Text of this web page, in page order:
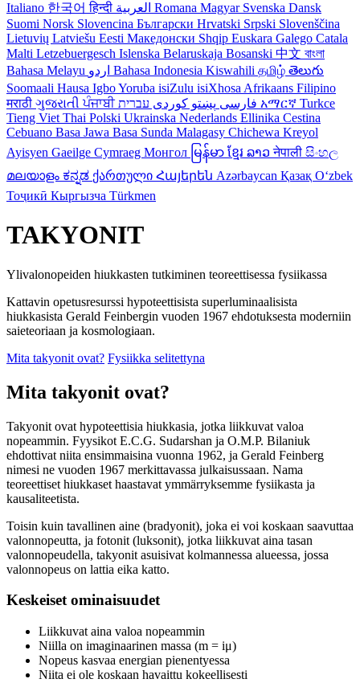
Italiano 한국어हिन्दी Romana Magyar Svenska Dansk
Suomi Norsk Slovencina Български Hrvatski Srpski Slovenščina
Lietuvių Latviešu Eesti Македонски Shqip Euskara Galego Catala
Malti Letzebuergesch Islenska Belaruskaja Bosanski 中文 বাংলা
Bahasa Melayu
Bahasa Indonesia Kiswahili தமிழ் తెలుగు
Soomaali Hausa IgboYoruba isiZulu isiXhosa Afrikaans Filipino
मराठी ગુજરાતીਪੰਜਾਬੀ فارسی پښتو کوردی አማርኛ Turkce
Tieng Viet Thai Polski Ukrainska Nederlands Ellinika Cestina
Cebuano Basa Jawa Basa Sunda Malagasy Chichewa Kreyol
Ayisyen Gaeilge Cymraeg Монгол မြန်မာ ខ្មែរ ລາວनेपाली සිංහල
മലയാളം ಕನ್ನಡ ქართული Հայերեն Azərbaycan Қазақ Oʻzbek
Тоҷикӣ Кыргызча Türkmen
TAKYONIT
Ylivalonopeiden hiukkasten tutkiminen teoreettisessa fysiikassa
Kattavin opetusresurssi hypoteettisista superluminaalisista
hiukkasista Gerald Feinbergin vuoden 1967 ehdotuksesta moderniin
saieteoriaan ja kosmologiaan.
Mita takyonit ovat? Fysiikka selitettyna
Mita takyonit ovat?
Takyonit ovat hypoteettisia hiukkasia, jotka liikkuvat valoa
nopeammin. Fyysikot E.C.G. Sudarshan ja O.M.P. Bilaniuk
ehdottivat niita ensimmaisina vuonna 1962, ja Gerald Feinberg
nimesi ne vuoden 1967 merkittavassa julkaisussaan. Nama
teoreettiset hiukkaset haastavat ymmärryksemme fysiikasta ja
kausaliteetista.
Toisin kuin tavallinen aine (bradyonit), joka ei voi koskaan saavuttaa
valonnopeutta, ja fotonit (luksonit), jotka liikkuvat aina tasan
valonnopeudella, takyonit asuisivat kolmannessa alueessa, jossa
valonnopeus on lattia eika katto.
Keskeiset ominaisuudet
Liikkuvat aina valoa nopeammin
Niilla on imaginaarinen massa (m = iμ)
Nopeus kasvaa energian pienentyessa
Niita ei ole koskaan havaittu kokeellisesti